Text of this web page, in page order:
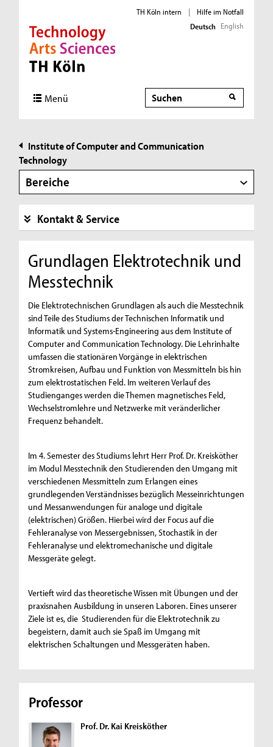
Direkt zur Hauptnavigation
Direkt zur Subnavigation
Direkt zum Inhalt
Direkt zum Fußbereich
TH Köln intern |
Hilfe im Notfall
Deutsch English
Menü Suche
Suche
Institute of Computer and Communication
Technology
Bereiche
Kontakt & Service
Grundlagen Elektrotechnik und
Messtechnik
Die Elektrotechnischen Grundlagen als auch die Messtechnik
sind Teile des Studiums der Technischen Informatik und
Informatik und Systems-Engineering aus dem Institute of
Computer and Communication Technology. Die Lehrinhalte
umfassen die stationären Vorgänge in elektrischen
Stromkreisen, Aufbau und Funktion von Messmitteln bis hin
zum elektrostatischen Feld. Im weiteren Verlauf des
Studienganges werden die Themen magnetisches Feld,
Wechselstromlehre und Netzwerke mit veränderlicher
Frequenz behandelt.
Im 4. Semester des Studiums lehrt Herr Prof. Dr. Kreisköther
im Modul Messtechnik den Studierenden den Umgang mit
verschiedenen Messmitteln zum Erlangen eines
grundlegenden Verständnisses bezüglich Messeinrichtungen
und Messanwendungen für analoge und digitale
(elektrischen) Größen. Hierbei wird der Focus auf die
Fehleranalyse von Messergebnissen, Stochastik in der
Fehleranalyse und elektromechanische und digitale
Messgeräte gelegt.
Vertieft wird das theoretische Wissen mit Übungen und der
praxisnahen Ausbildung in unseren Laboren. Eines unserer
Ziele ist es, die Studierenden für die Elektrotechnik zu
begeistern, damit auch sie Spaß im Umgang mit
elektrischen Schaltungen und Messgeräten haben.
Professor
Prof. Dr. Kai Kreisköther